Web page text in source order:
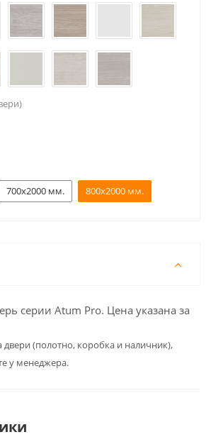
700x2000 мм. 800x2000 мм.
серии Atum Pro. Цена указана за
двери (полотно, коробка и наличник),
у менеджера.